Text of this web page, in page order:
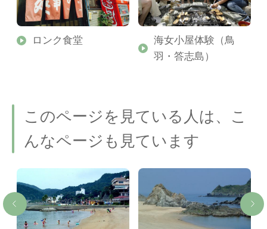
ロンク食堂
海女小屋体験（鳥
羽・答志島）
このページを見ている人は、こ
んなページも見ています